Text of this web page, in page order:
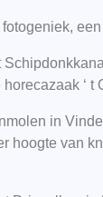
‘
in
hoogte van